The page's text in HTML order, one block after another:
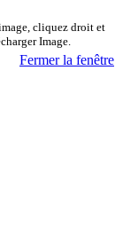
cliquez droit et
Image.
Fermer la fenêtre